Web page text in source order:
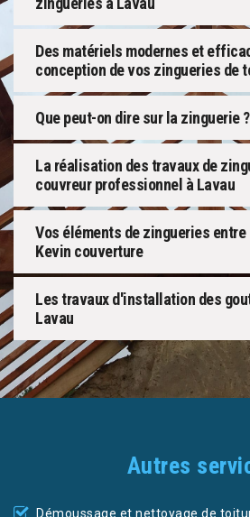
Des matériels modernes et
conception de vos zingueries de
Que peut-on dire sur la zinguerie ?
La réalisation des travaux de
couvreur professionnel à Lavau
Vos éléments de zingueries entre
Kevin couverture
Les travaux d'installation des
Lavau
Autres
Démoussage et nettoyage de